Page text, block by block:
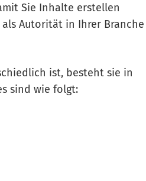
Sie Inhalte erstellen
Autorität in Ihrer Branche
ist, besteht sie in
sind wie folgt: